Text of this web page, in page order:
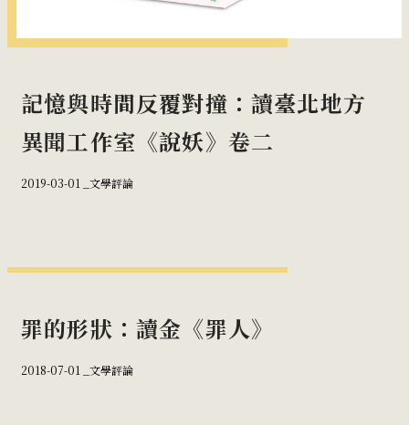
記憶與時間反覆對撞：讀臺北地方
異聞工作室《說妖》卷二
2019-03-01 _ 文學評論
罪的形狀：讀金《罪人》
2018-07-01 _ 文學評論